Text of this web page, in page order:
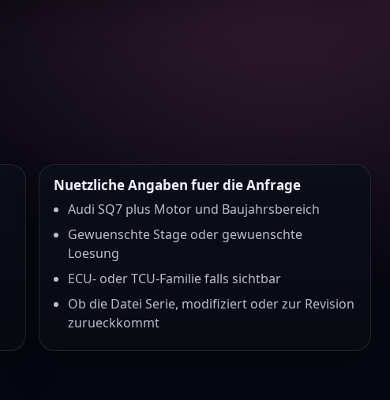
Nuetzliche Angaben fuer die Anfrage
Audi SQ7 plus Motor und Baujahrsbereich
Gewuenschte Stage oder gewuenschte
Loesung
ECU- oder TCU-Familie falls sichtbar
Ob die Datei Serie, modifiziert oder zur Revision
zurueckkommt